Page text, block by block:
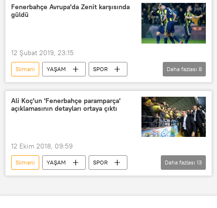
Andre Ayew
Ersun Yanal
Zenit
Fenerbahçe Avrupa'da Zenit karşısında
güldü
12 Şubat 2019, 23:15
Slimani YAŞAM
SPOR
Haberler
Rusya
TÜRKİYE
Eljif Elmas
Victor Moses
Zenit
UEFA Avrupa Ligi
Daha fazlası 8
Ali Koç'un 'Fenerbahçe paramparça'
açıklamasının detayları ortaya çıktı
12 Ekim 2018, 09:59
Slimani YAŞAM
SPOR
Haberler
Ali Koç
Dirar
Daha fazlası 13